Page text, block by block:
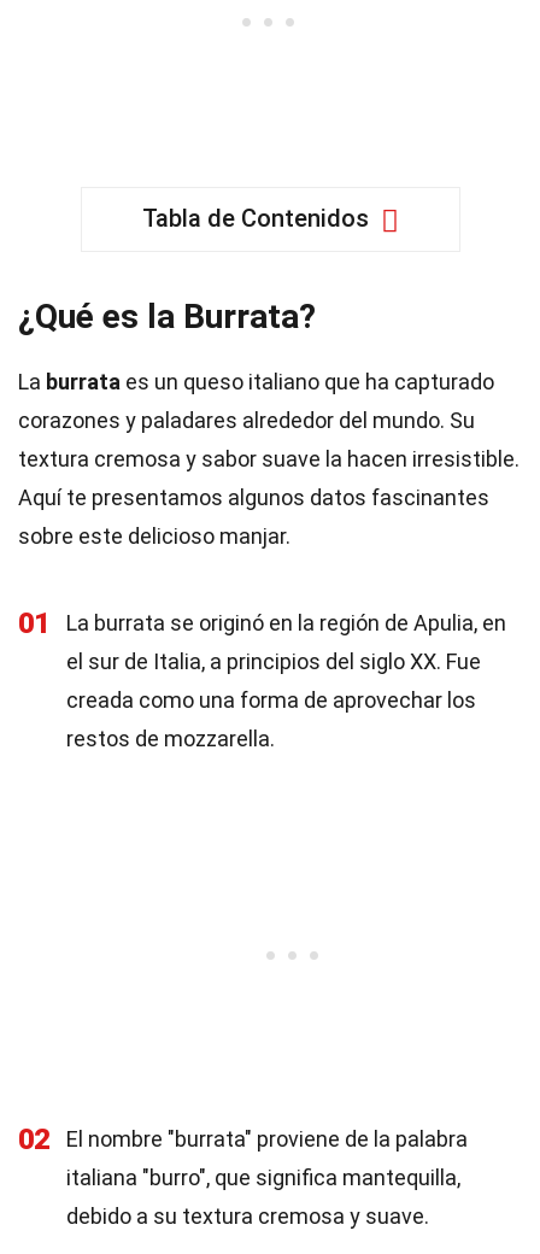
Tabla de Contenidos
¿Qué es la Burrata?
La burrata es un queso italiano que ha capturado
corazones y paladares alrededor del mundo. Su
textura cremosa y sabor suave la hacen irresistible.
Aquí te presentamos algunos datos fascinantes
sobre este delicioso manjar.
01
La burrata se originó en la región de Apulia, en
el sur de Italia, a principios del siglo XX. Fue
creada como una forma de aprovechar los
restos de mozzarella.
02
El nombre "burrata" proviene de la palabra
italiana "burro", que significa mantequilla,
debido a su textura cremosa y suave.